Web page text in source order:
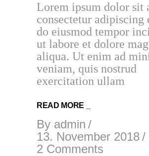
Lorem ipsum dolor sit
consectetur adipiscing
do eiusmod tempor
ut labore et dolore
aliqua. Ut enim ad
veniam, quis nostrud
exercitation ullam
READ MORE _
By admin
13. November 2018
2 Comments